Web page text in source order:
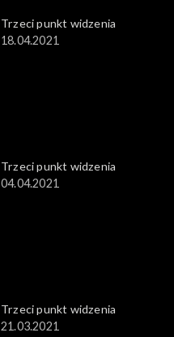
Trzeci punkt widzenia
18.04.2021
Trzeci punkt widzenia
04.04.2021
Trzeci punkt widzenia
21.03.2021